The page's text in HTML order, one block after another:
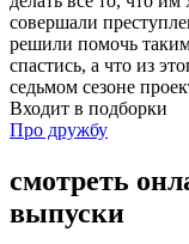
совершали
решили помочь
спастись, а что из
седьмом сезоне
Входит в подборки
Про дружбу
смотреть
выпуски